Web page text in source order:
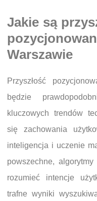
Jakie są
Warszawie
Przyszłość
będzie
kluczowych trendów
się zachowania
inteligencja i uczenie
powszechne,
rozumieć intencje
trafne wyniki